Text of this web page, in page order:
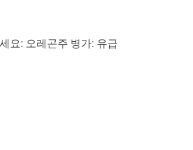
요: 오레곤주 병가: 유급